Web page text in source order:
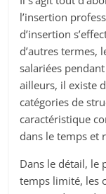
l’insertion
d’insertion
d’autres termes,
salariées
ailleurs, il existe
catégories de
caractéristique
dans le temps et
Dans le détail, le
temps limité, les